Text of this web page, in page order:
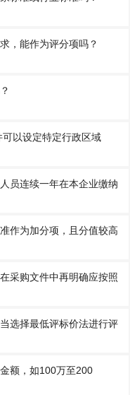
，能作为评分项吗？
以设定特定行政区域
员连续一年在本企业缴纳
作为加分项，且分值较高
采购文件中再明确应按照
选择最低评标价法进行评
额，如100万至200